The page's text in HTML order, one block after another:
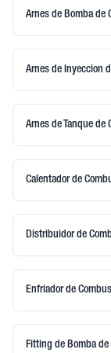
Arnes de Bomba de
Arnes de Inyeccion
Arnes de Tanque de
Calentador de
Distribuidor de
Enfriador de
Fitting de Bomba